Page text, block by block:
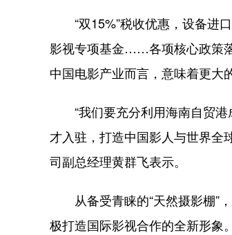
“双15%”税收优惠，设备进口
影视专项基金……各项核心政策
中国电影产业而言，意味着更大
“我们要充分利用海南自贸港
才入驻，打造中国影人与世界全
司副总经理黄群飞表示。
从备受青睐的“天然摄影棚”，
极打造国际影视合作的全新形象。